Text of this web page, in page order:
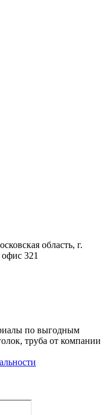
область, г.
321
по выгодным
труба от компании